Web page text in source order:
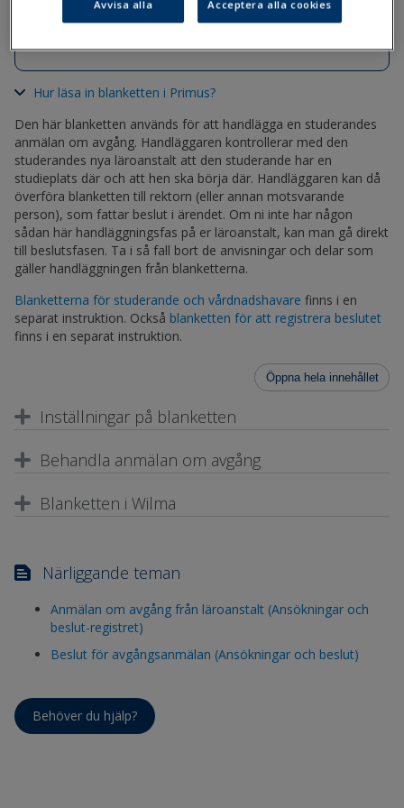
Hur läsa in blanketten i Primus?
Den här blanketten används för att handlägga en studerandes
anmälan om avgång. Handläggaren kontrollerar med den
studerandes nya läroanstalt att den studerande har en
studieplats där och att hen ska börja där. Handläggaren kan då
överföra blanketten till rektorn (eller annan motsvarande
person), som fattar beslut i ärendet. Om ni inte har någon
sådan här handläggningsfas på er läroanstalt, kan man gå direkt
till beslutsfasen. Ta i så fall bort de anvisningar och delar som
gäller handläggningen från blanketterna.
Blanketterna för studerande och vårdnadshavare finns i en
separat instruktion. Också blanketten för att registrera beslutet
finns i en separat instruktion.
Öppna hela innehållet
Inställningar på blanketten
Behandla anmälan om avgång
Blanketten i Wilma
Närliggande teman
Anmälan om avgång från läroanstalt (Ansökningar och
beslut-registret)
Beslut för avgångsanmälan (Ansökningar och beslut)
Behöver du hjälp?
Avvisa alla Acceptera alla cookies